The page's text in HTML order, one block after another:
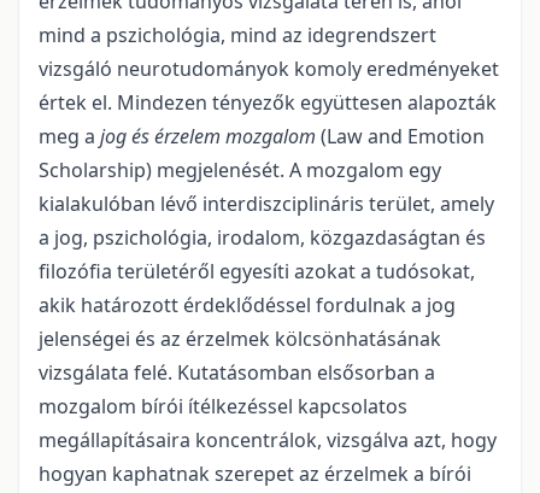
mind a pszichológia, mind az idegrendszert
vizsgáló neurotudományok komoly eredményeket
értek el. Mindezen tényezők együttesen alapozták
meg a jog és érzelem mozgalom (Law and Emotion
Scholarship) megjelenését. A mozgalom egy
kialakulóban lévő interdiszciplináris terület, amely
a jog, pszichológia, irodalom, közgazdaságtan és
filozófia területéről egyesíti azokat a tudósokat,
akik határozott érdeklődéssel fordulnak a jog
jelenségei és az érzelmek kölcsönhatásának
vizsgálata felé. Kutatásomban elsősorban a
mozgalom bírói ítélkezéssel kapcsolatos
megállapításaira koncentrálok, vizsgálva azt, hogy
hogyan kaphatnak szerepet az érzelmek a bírói